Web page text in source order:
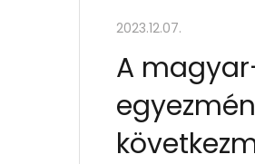
2023.12.07.
A